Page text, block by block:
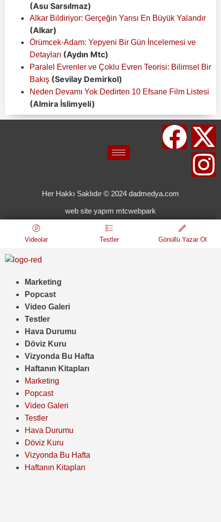
(Asu Sarsılmaz)
Alkar Bildiriyor: Gerçeğin Yarısı En Büyük Yalandır
(Alkar)
Örümcek-Adam: Yepyeni Bir Gün İncelemesi ve
Detayları (Aydın Mtc)
Paralel Evrenler ve Çoklu Evren Teorisi: Bilimsel Bir
Bakış (Sevilay Demirkol)
Neden Devamı Yok Dedirten 10 Efsane Film Listesi
(Almira İslimyeli)
Her Hakkı Saklıdır © 2024 dadmedya.com
web site yapım mtcwebpark
Videolar Testler Gönüllü Yazar Ol
Marketing
Popcast
Video Galeri
Testler
Hava Durumu
Döviz Kuru
Vizyonda Bu Hafta
Haftanın Kitapları
Marketing
Popcast
Video Galeri
Testler
Hava Durumu
Döviz Kuru
Vizyonda Bu Hafta
Haftanın Kitapları